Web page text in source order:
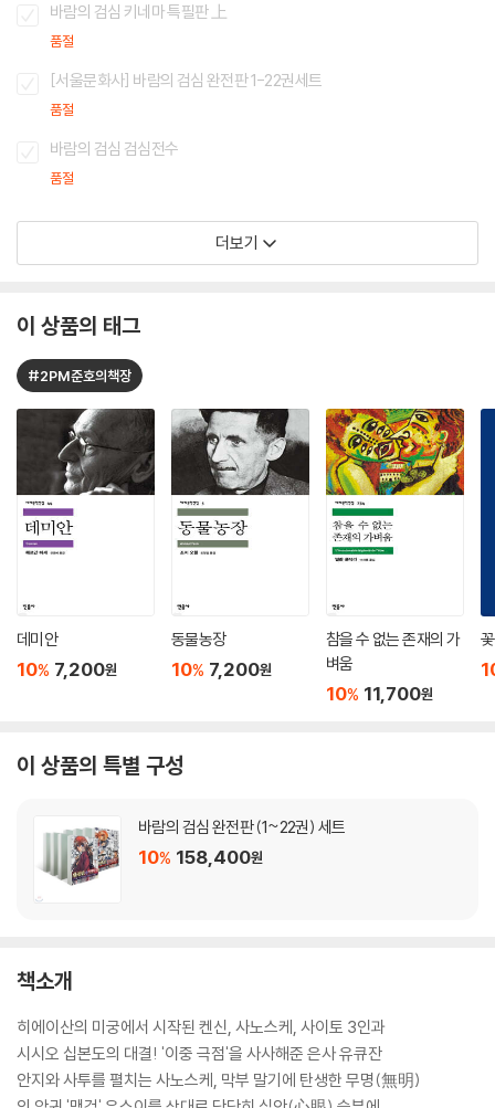
바람의 검심 키네마 특필판 上
품절
[서울문화사] 바람의 검심 완전판 1-22권세트
품절
바람의 검심 검심전수
품절
더보기
이 상품의 태그
#2PM준호의책장
데미안
10% 7,200원
동물농장
10% 7,200원
참을 수 없는 존재의 가
벼움
10% 11,700원
이 상품의 특별 구성
바람의 검심 완전판 (1~22권) 세트
10% 158,400원
책소개
히에이산의 미궁에서 시작된 켄신, 사노스케, 사이토 3인과
시시오 십본도의 대결! '이중 극점'을 사사해준 은사 유큐잔
안지와 사투를 펼치는 사노스케, 막부 말기에 탄생한 무명(無明)